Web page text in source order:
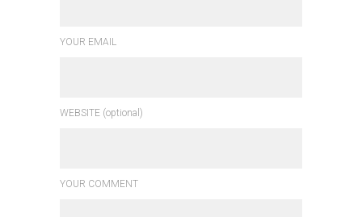
YOUR EMAIL
WEBSITE (optional)
YOUR COMMENT